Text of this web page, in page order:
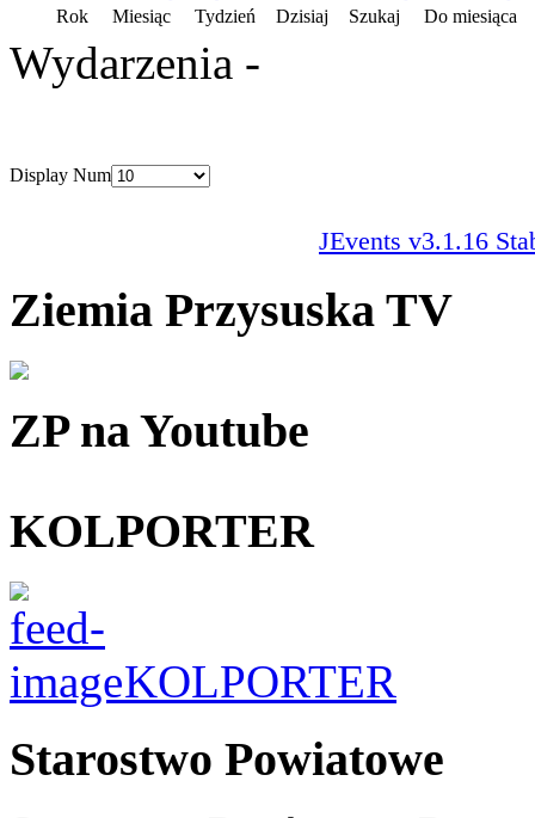
Rok Miesiąc Tydzień Dzisiaj Szukaj Do miesiąca
Wydarzenia -
Display Num
JEvents v3.1.16
Ziemia Przysuska TV
ZP na Youtube
KOLPORTER
KOLPORTER
Starostwo Powiatowe